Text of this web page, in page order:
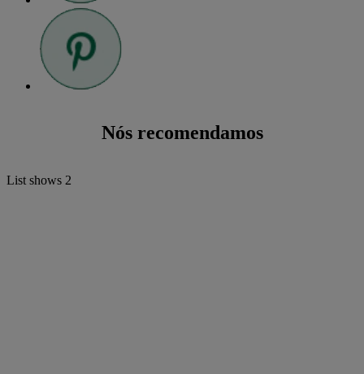
Nós recomendamos
List shows 2